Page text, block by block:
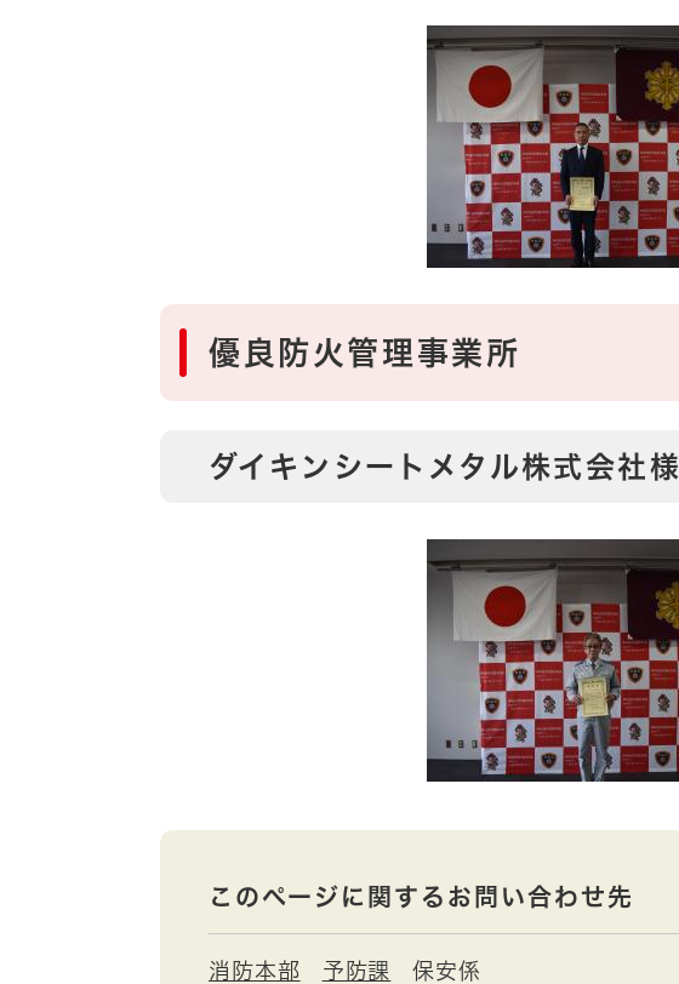
優良防火管理事業所
ダイキンシートメタル株式会社様
このページに関するお問い合わせ先
消防本部 予防課 保安係